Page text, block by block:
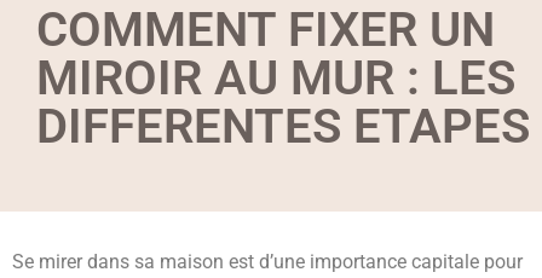
COMMENT FIXER UN
MIROIR AU MUR : LES
DIFFERENTES ETAPES
Se mirer dans sa maison est d’une importance capitale pour